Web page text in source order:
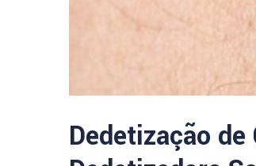
Dedetização